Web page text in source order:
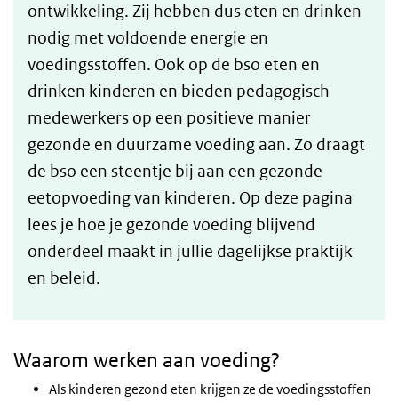
ontwikkeling. Zij hebben dus eten en drinken
nodig met voldoende energie en
voedingsstoffen. Ook op de bso eten en
drinken kinderen en bieden pedagogisch
medewerkers op een positieve manier
gezonde en duurzame voeding aan. Zo draagt
de bso een steentje bij aan een gezonde
eetopvoeding van kinderen. Op deze pagina
lees je hoe je gezonde voeding blijvend
onderdeel maakt in jullie dagelijkse praktijk
en beleid.
Waarom werken aan voeding?
Als kinderen gezond eten krijgen ze de voedingsstoffen